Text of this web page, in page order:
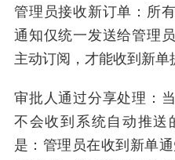
管理员接收新订单：所
通知仅统一发送给管理
主动订阅，才能收到新单
审批人通过分享处理：
不会收到系统自动推送
是：管理员在收到新单